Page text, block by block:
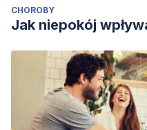
https://
Wang, Y., Ge, J., Zhang,
Altruistic behaviors
the National Academy of
America,117(2), 950–958.
https://www.pnas.org/doi/
CHOROBY
Jak niepokój